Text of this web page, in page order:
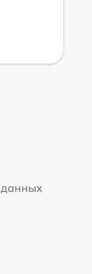
данных